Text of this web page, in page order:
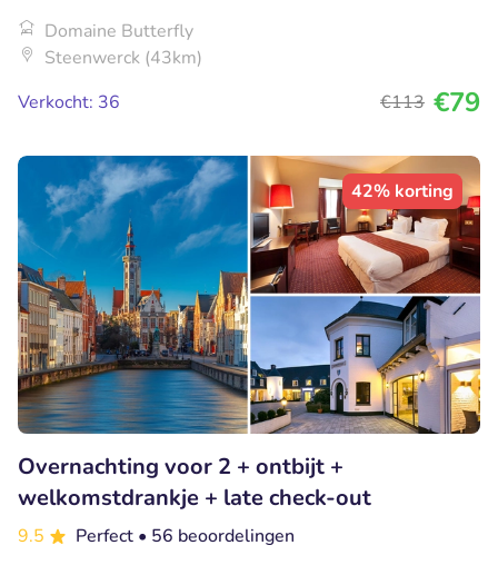
Domaine Butterfly
Steenwerck (43km)
Verkocht: 36
€113 €79
42% korting
Overnachting voor 2 + ontbijt +
welkomstdrankje + late check-out
9.5 Perfect • 56 beoordelingen